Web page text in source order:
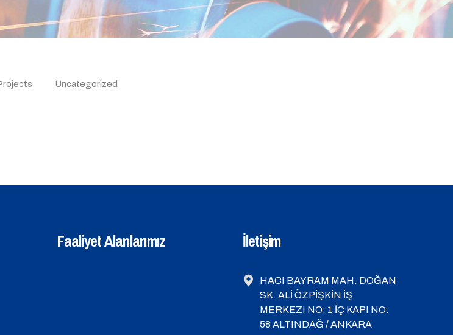
Uncategorized
Faaliyet Alanlarımız İletişim
HACI BAYRAM MAH. DOĞAN
SK. ALİ ÖZPİŞKİN İŞ
MERKEZI NO: 1 İÇ KAPI NO:
58 ALTINDAĞ / ANKARA